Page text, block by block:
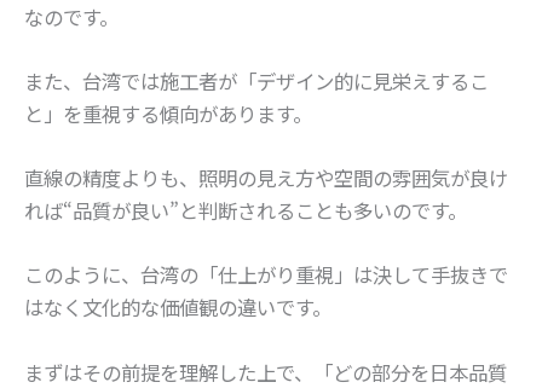
なのです。
また、台湾では施工者が「デザイン的に見栄えするこ
と」を重視する傾向があります。
直線の精度よりも、照明の見え方や空間の雰囲気が良け
れば“品質が良い”と判断されることも多いのです。
このように、台湾の「仕上がり重視」は決して手抜きで
はなく文化的な価値観の違いです。
まずはその前提を理解した上で、「どの部分を日本品質